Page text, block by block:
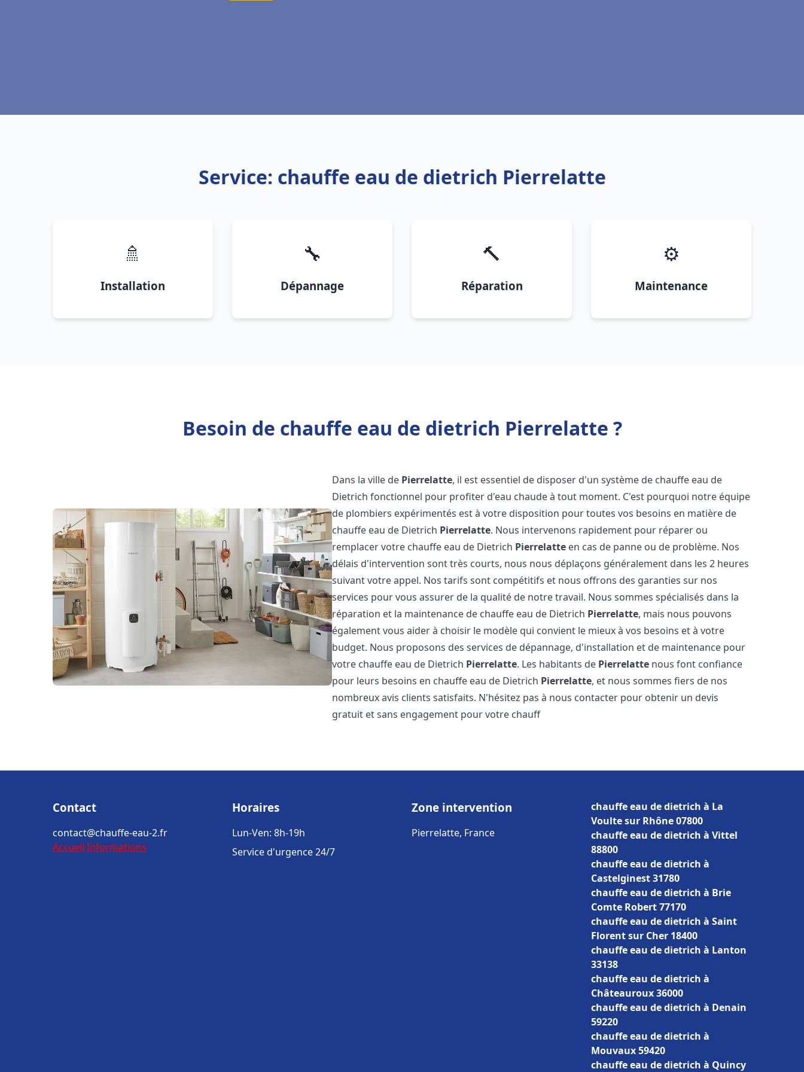
Service: chauffe eau de dietrich Pierrelatte
🚿
Installation
🔧
Dépannage
🔨
Réparation
⚙️
Maintenance
Besoin de chauffe eau de dietrich Pierrelatte ?
Dans la ville de Pierrelatte, il est essentiel de disposer d'un système de chauffe eau de
Dietrich fonctionnel pour profiter d'eau chaude à tout moment. C'est pourquoi notre équipe
de plombiers expérimentés est à votre disposition pour toutes vos besoins en matière de
chauffe eau de Dietrich Pierrelatte. Nous intervenons rapidement pour réparer ou
remplacer votre chauffe eau de Dietrich Pierrelatte en cas de panne ou de problème. Nos
délais d'intervention sont très courts, nous nous déplaçons généralement dans les 2 heures
suivant votre appel. Nos tarifs sont compétitifs et nous offrons des garanties sur nos
services pour vous assurer de la qualité de notre travail. Nous sommes spécialisés dans la
réparation et la maintenance de chauffe eau de Dietrich Pierrelatte, mais nous pouvons
également vous aider à choisir le modèle qui convient le mieux à vos besoins et à votre
budget. Nous proposons des services de dépannage, d'installation et de maintenance pour
votre chauffe eau de Dietrich Pierrelatte. Les habitants de Pierrelatte nous font confiance
pour leurs besoins en chauffe eau de Dietrich Pierrelatte, et nous sommes fiers de nos
nombreux avis clients satisfaits. N'hésitez pas à nous contacter pour obtenir un devis
gratuit et sans engagement pour votre chauff
Contact
contact@chauffe-eau-2.fr
Accueil Informations
Horaires
Lun-Ven: 8h-19h
Service d'urgence 24/7
Zone intervention
Pierrelatte, France
chauffe eau de dietrich à La
Voulte sur Rhône 07800
chauffe eau de dietrich à Vittel
88800
chauffe eau de dietrich à
Castelginest 31780
chauffe eau de dietrich à Brie
Comte Robert 77170
chauffe eau de dietrich à Saint
Florent sur Cher 18400
chauffe eau de dietrich à Lanton
33138
chauffe eau de dietrich à
Châteauroux 36000
chauffe eau de dietrich à Denain
59220
chauffe eau de dietrich à
Mouvaux 59420
chauffe eau de dietrich à Quincy